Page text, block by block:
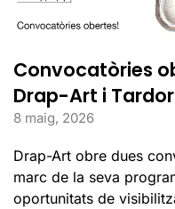
Convocatòries
Drap-Art i
8 maig, 2026
Drap-Art obre dues
marc de la seva
oportunitats de